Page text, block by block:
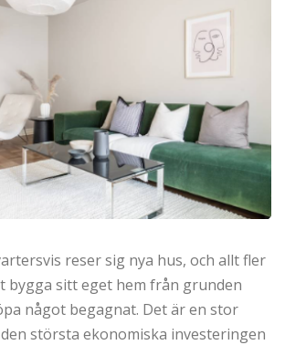
reser sig nya hus, och allt fler
bygga sitt eget hem från grunden
något begagnat. Det är en stor
största ekonomiska investeringen